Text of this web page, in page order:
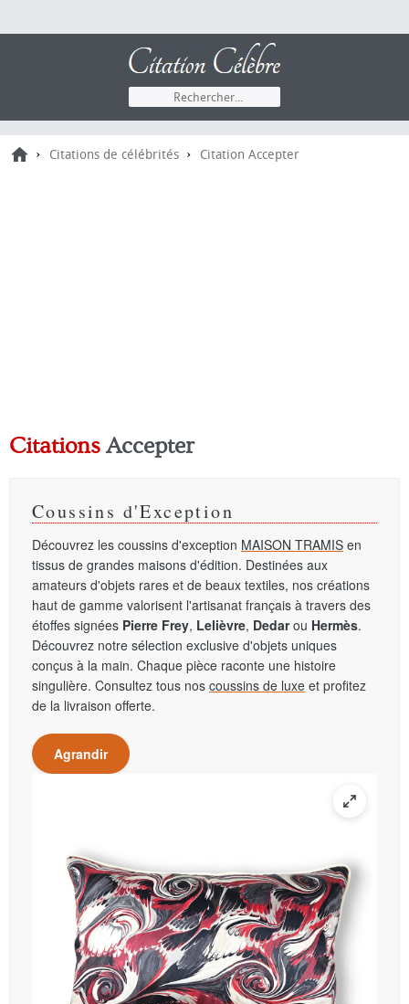
› Citations de célébrités › Citation Accepter
CitationsAccepter
Coussins d'Exception
Découvrez les coussins d'exception MAISON TRAMIS en
tissus de grandes maisons d'édition. Destinées aux
amateurs d'objets rares et de beaux textiles, nos créations
haut de gamme valorisent l'artisanat français à travers des
étoffes signées Pierre Frey, Lelièvre, Dedarou Hermès.
Découvrez notre sélection exclusive d'objets uniques
conçus à la main. Chaque pièce raconte une histoire
singulière. Consultez tous nos coussins de luxe et profitez
de la livraison offerte.
Agrandir